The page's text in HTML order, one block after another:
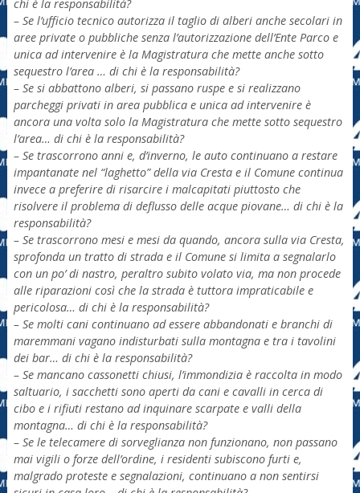
chi è la responsabilità?
– Se l’ufficio tecnico autorizza il taglio di alberi anche secolari in
aree private o pubbliche senza l’autorizzazione dell’Ente Parco e
unica ad intervenire è la Magistratura che mette anche sotto
sequestro l’area … di chi è la responsabilità?
– Se si abbattono alberi, si passano ruspe e si realizzano
parcheggi privati in area pubblica e unica ad intervenire è
ancora una volta solo la Magistratura che mette sotto sequestro
l’area… di chi è la responsabilità?
– Se trascorrono anni e, d’inverno, le auto continuano a restare
impantanate nel “laghetto” della via Cresta e il Comune continua
invece a preferire di risarcire i malcapitati piuttosto che
risolvere il problema di deflusso delle acque piovane… di chi è la
responsabilità?
– Se trascorrono mesi e mesi da quando, ancora sulla via Cresta,
sprofonda un tratto di strada e il Comune si limita a segnalarlo
con un po’ di nastro, peraltro subito volato via, ma non procede
alle riparazioni così che la strada è tuttora impraticabile e
pericolosa… di chi è la responsabilità?
– Se molti cani continuano ad essere abbandonati e branchi di
maremmani vagano indisturbati sulla montagna e tra i tavolini
dei bar… di chi è la responsabilità?
– Se mancano cassonetti chiusi, l’immondizia è raccolta in modo
saltuario, i sacchetti sono aperti da cani e cavalli in cerca di
cibo e i rifiuti restano ad inquinare scarpate e valli della
montagna… di chi è la responsabilità?
– Se le telecamere di sorveglianza non funzionano, non passano
mai vigili o forze dell’ordine, i residenti subiscono furti e,
malgrado proteste e segnalazioni, continuano a non sentirsi